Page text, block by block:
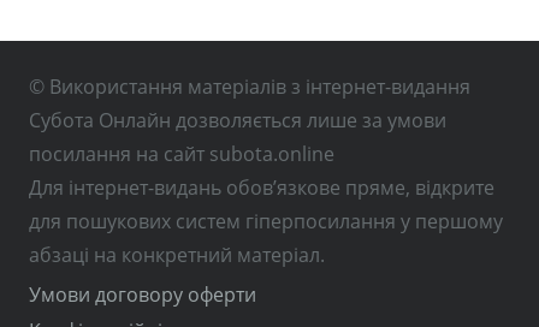
© Використання матеріалів з інтернет-видання
Субота Онлайн дозволяється лише за умови
посилання на сайт subota.online
Для інтернет-видань обов’язкове пряме, відкрите
для пошукових систем гіперпосилання у першому
абзаці на конкретний матеріал.
Умови договору оферти